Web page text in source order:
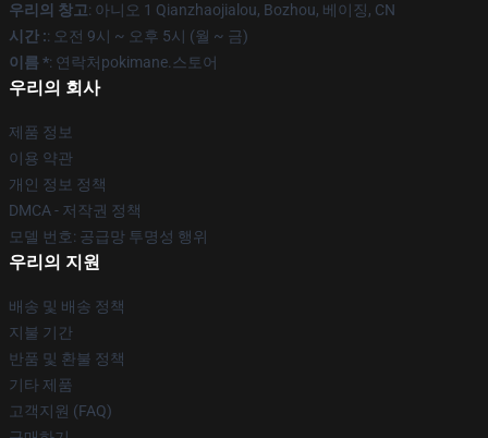
우리의 창고: 아니오 1 Qianzhaojialou, Bozhou, 베이징, CN
시간 :: 오전 9시 ~ 오후 5시 (월 ~ 금)
이름 *: 연락처pokimane.스토어
우리의 회사
제품 정보
이용 약관
개인 정보 정책
DMCA - 저작권 정책
모델 번호: 공급망 투명성 행위
우리의 지원
배송 및 배송 정책
지불 기간
반품 및 환불 정책
기타 제품
고객지원 (FAQ)